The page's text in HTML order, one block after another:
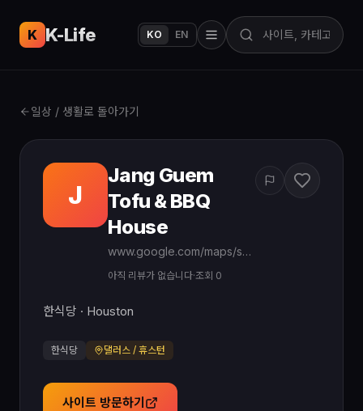
K K-Life KO EN
일상 / 생활로 돌아가기
J
Jang Guem
Tofu & BBQ
House
www.google.com/maps/search/?api=1&query=Jang%20Guem%20Tofu%20BBQ%20House%20Houston%20TX
아직 리뷰가 없습니다·조회 0
한식당 · Houston
한식당 댈러스 / 휴스턴
사이트 방문하기